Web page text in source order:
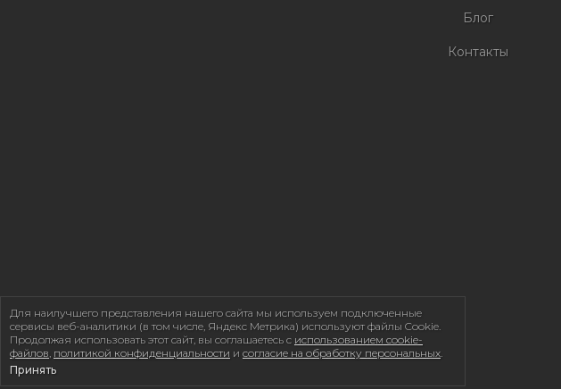
Блог
Контакты
Для наилучшего представления нашего сайта мы используем подключенные
сервисы веб-аналитики (в том числе, Яндекс Метрика) используют файлы Cookie.
Продолжая использовать этот сайт, вы соглашаетесь с использованием cookie-
файлов, политикой конфиденциальности и согласие на обработку персональных.
Принять